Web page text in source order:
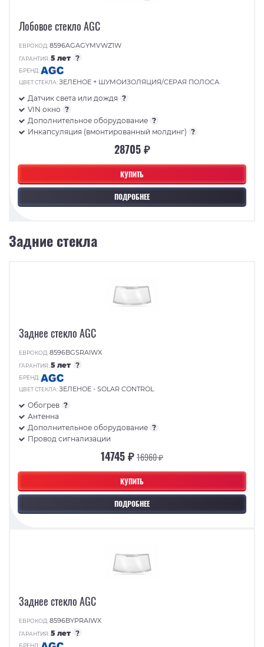
КУПИТЬ
ПОДРОБНЕЕ
Лобовое стекло AGC
ЕВРОКОД:8596AGAGYMVWZ1W
ГАРАНТИЯ:5 лет ?
БРЕНД:
ЦВЕТ СТЕКЛА:ЗЕЛЕНОЕ + ШУМОИЗОЛЯЦИЯ/СЕРАЯ ПОЛОСА
Датчик света или дождя ?
VIN окно ?
Дополнительное оборудование ?
Инкапсуляция (вмонтированный молдинг) ?
28705 ₽
Задние стекла
КУПИТЬ
ПОДРОБНЕЕ
Заднее стекло AGC
ЕВРОКОД:8596BGSRAIWX
ГАРАНТИЯ:5 лет ?
БРЕНД:
ЦВЕТ СТЕКЛА:ЗЕЛЕНОЕ - SOLAR CONTROL
Обогрев ?
Антенна
Дополнительное оборудование ?
Провод сигнализации
14745 ₽16960 ₽
Заднее стекло AGC
ЕВРОКОД:8596BYPRAIWX
ГАРАНТИЯ:5 лет ?
БРЕНД: